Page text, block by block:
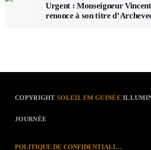
Urgent : Monseigneur
renonce à son titre
COPYRIGHTSOLEIL FM GUINÉE
JOURNÉE
POLITIQUE DE CONFIDENTIALITÉ